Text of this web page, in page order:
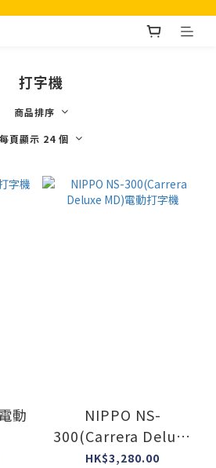
打字機
商品排序
每頁顯示 24 個
動
NIPPO NS-
300(Carrera Deluxe
MD)電動打字機
HK$3,280.00